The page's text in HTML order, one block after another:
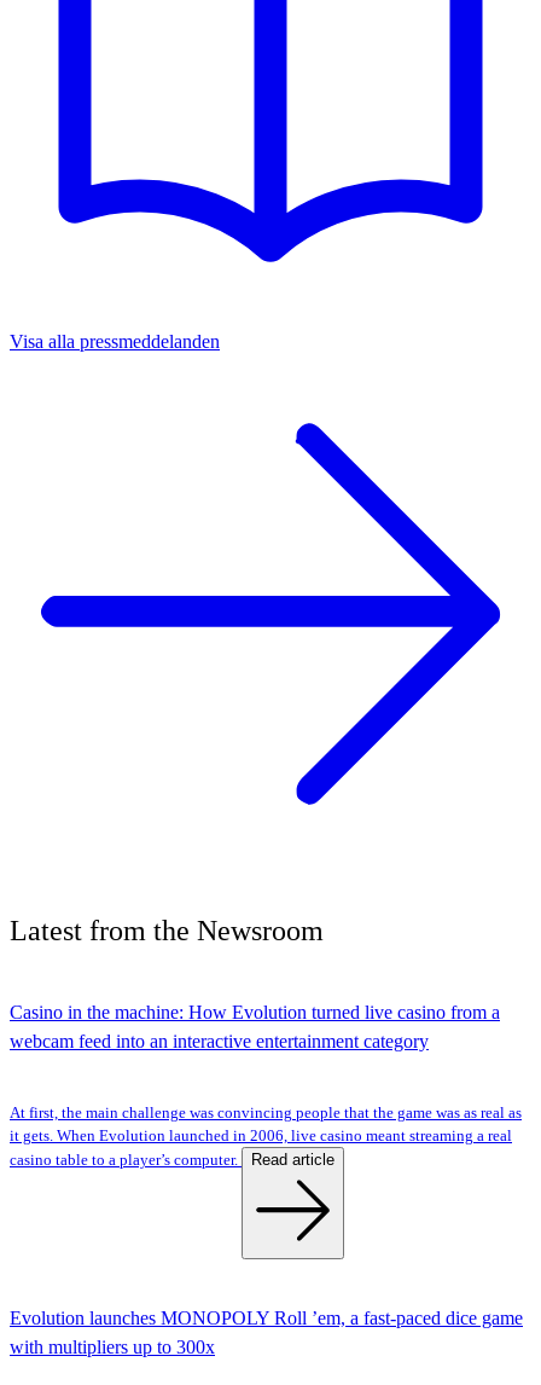
Visa alla pressmeddelanden
Latest from the Newsroom
Casino in the machine: How Evolution turned live casino from a
webcam feed into an interactive entertainment category
At first, the main challenge was convincing people that the game was as real as
it gets. When Evolution launched in 2006, live casino meant streaming a real
casino table to a player’s computer.
Read article
Evolution launches MONOPOLY Roll ’em, a fast-paced dice game
with multipliers up to 300x